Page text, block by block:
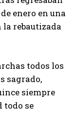
enero en una
la rebautizada
todos los
sagrado,
siempre
todo se